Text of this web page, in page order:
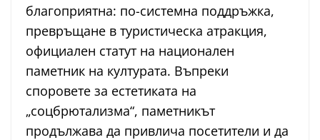
благоприятна: по-системна поддръжка,
превръщане в туристическа атракция,
официален статут на национален
паметник на културата. Въпреки
споровете за естетиката на
„соцбрютализма“, паметникът
продължава да привлича посетители и да